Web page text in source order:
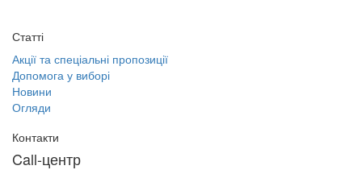
Статті
Акції та спеціальні пропозиції
Допомога у виборі
Новини
Огляди
Контакти
Call-центр